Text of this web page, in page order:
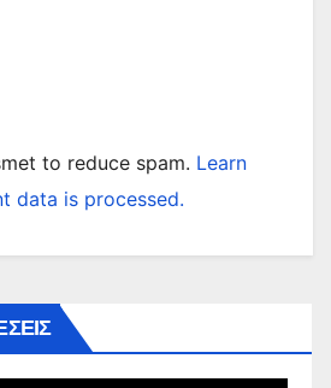
to reduce spam. Learn
data is processed.